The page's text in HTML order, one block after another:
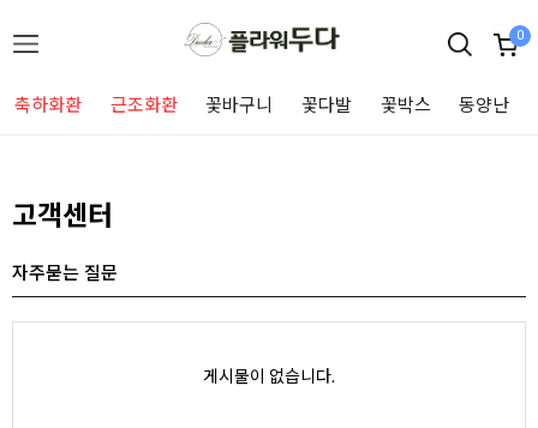
0
축하화환 근조화환 꽃바구니 꽃다발 꽃박스 동양난
고객센터
자주묻는 질문
게시물이 없습니다.